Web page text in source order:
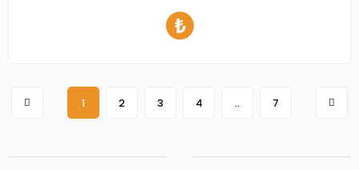
1 2 3 4 .. 7